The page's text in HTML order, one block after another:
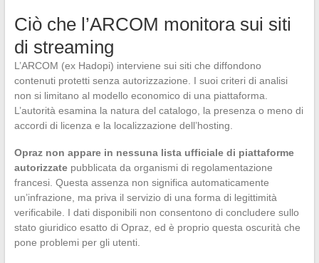
Ciò che l’ARCOM monitora sui siti
di streaming
L’ARCOM (ex Hadopi) interviene sui siti che diffondono
contenuti protetti senza autorizzazione. I suoi criteri di analisi
non si limitano al modello economico di una piattaforma.
L’autorità esamina la natura del catalogo, la presenza o meno di
accordi di licenza e la localizzazione dell’hosting.
Opraz non appare in nessuna lista ufficiale di piattaforme
autorizzatepubblicata da organismi di regolamentazione
francesi. Questa assenza non significa automaticamente
un’infrazione, ma priva il servizio di una forma di legittimità
verificabile. I dati disponibili non consentono di concludere sullo
stato giuridico esatto di Opraz, ed è proprio questa oscurità che
pone problemi per gli utenti.